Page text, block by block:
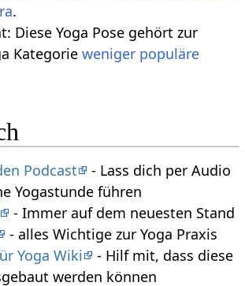
.
Diese Yoga Pose gehört zur
Kategorie weniger populäre
Podcast
- Lass dich per Audio
Yogastunde führen
- Immer auf dem neuesten Stand
- alles Wichtige zur Yoga Praxis
Yoga Wiki
- Hilf mit, dass diese
werden können